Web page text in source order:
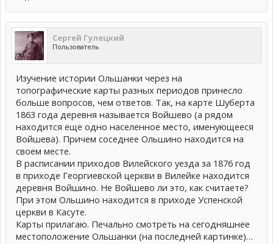
Сергей Гулецкий
Пользователь
Изучение истории Ольшанки через на
топографические карты разных периодов принесло
больше вопросов, чем ответов. Так, на карте Шуберта
1863 года деревня называется Войшево (а рядом
находится еще одно населенное место, именующееся
Войшева). Причем соседнее Ольшино находится на
своем месте.
В расписании приходов Вилейского уезда за 1876 год
в приходе Георгиевской церкви в Вилейке находится
деревня Войшино. Не Войшево ли это, как считаете?
При этом Ольшино находится в приходе Успенской
церкви в Касуте.
Карты прилагаю. Печально смотреть на сегодняшнее
местоположение Ольшанки (на последней картинке)…